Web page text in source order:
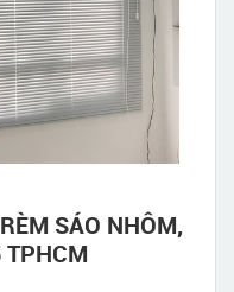
SÁO NHÔM,
TPHCM